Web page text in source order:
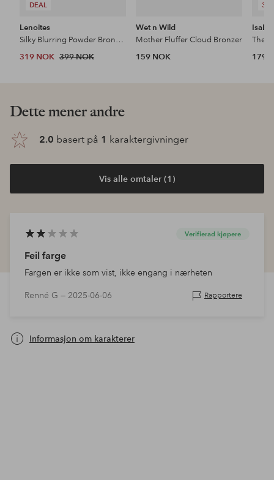
DEAL
Lenoites
Silky Blurring Powder Bronzer
319 NOK 399 NOK
Wet n Wild
Mother Fluffer Cloud Bronzer
159 NOK
3
The
179
Dette mener andre
2.0 basert på 1 karaktergivninger
Vis alle omtaler (1)
Verifierad kjøpere
Feil farge
Fargen er ikke som vist, ikke engang i nærheten
Renné G — 2025-06-06 Rapportere
Informasjon om karakterer